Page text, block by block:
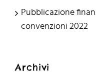
Pubblicazione
convenzioni 2022
Archivi